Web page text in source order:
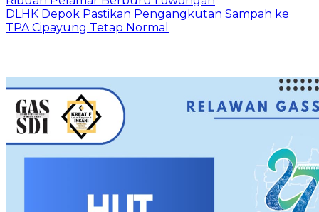
DLHK Depok Pastikan Pengangkutan Sampah ke
TPA Cipayung Tetap Normal